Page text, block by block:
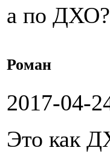
а по ДХО?
Роман
2017-04-
Это как